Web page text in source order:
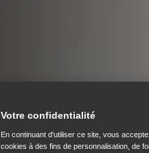
Votre confidentialité
En continuant d'utiliser ce site, vous
cookies à des fins de personnalisation, de